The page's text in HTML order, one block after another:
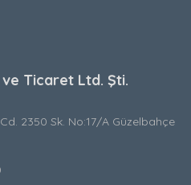
ve Ticaret Ltd. Şti.
2350 Sk. No:17/A Güzelbahçe